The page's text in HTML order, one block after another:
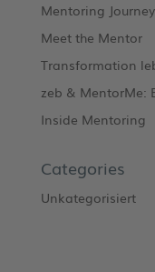
Mentoring
Meet the Mentor
Transformation
zeb & MentorMe:
Inside Mentoring
Categories
Unkategorisiert